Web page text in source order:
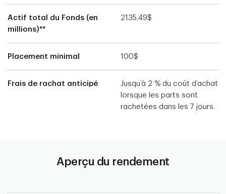
Actif total du Fonds (en
millions)**
2135,49$
Placement minimal 100$
Frais de rachat anticipé
Jusqu’à 2 % du coût d’achat
lorsque les parts sont
rachetées dans les 7 jours.
Aperçu du rendement